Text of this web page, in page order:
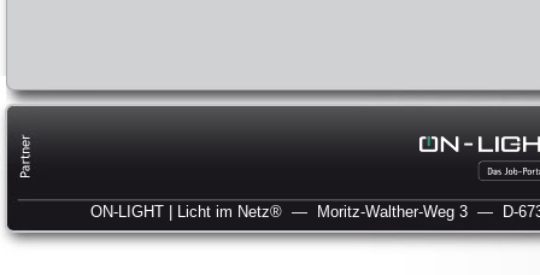
ON-LIGHT | Licht im Netz® — Moritz-Walther-Weg 3 — D-